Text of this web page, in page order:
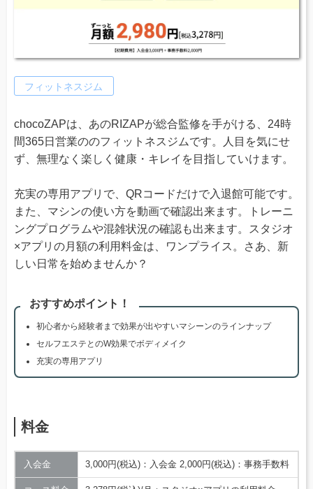
フィットネスジム
chocoZAPは、あのRIZAPが総合監修を手がける、24時
間365日営業ののフィットネスジムです。人目を気にせ
ず、無理なく楽しく健康・キレイを目指していけます。
充実の専用アプリで、QRコードだけで入退館可能です。
また、マシンの使い方を動画で確認出来ます。トレーニ
ングプログラムや混雑状況の確認も出来ます。スタジオ
×アプリの月額の利用料金は、ワンプライス。さあ、新
しい日常を始めませんか？
おすすめポイント！
初心者から経験者まで効果が出やすいマシーンのラインナップ
セルフエステとのW効果でボディメイク
充実の専用アプリ
料金
入会金 3,000円(税込)：入会金 2,000円(税込)：事務手数料